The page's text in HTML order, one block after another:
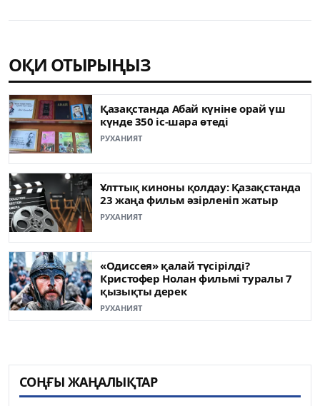
ОҚИ ОТЫРЫҢЫЗ
Қазақстанда Абай күніне орай үш
күнде 350 іс-шара өтеді
РУХАНИЯТ
Ұлттық киноны қолдау: Қазақстанда
23 жаңа фильм әзірленіп жатыр
РУХАНИЯТ
«Одиссея» қалай түсірілді?
Кристофер Нолан фильмі туралы 7
қызықты дерек
РУХАНИЯТ
СОҢҒЫ ЖАҢАЛЫҚТАР